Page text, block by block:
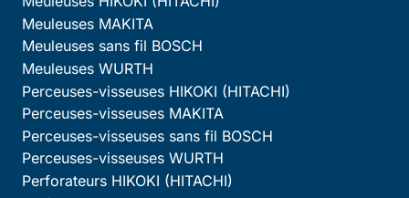
Meuleuses MAKITA
Meuleuses sans fil BOSCH
Meuleuses WURTH
Perceuses-visseuses HIKOKI (HITACHI)
Perceuses-visseuses MAKITA
Perceuses-visseuses sans fil BOSCH
Perceuses-visseuses WURTH
Perforateurs HIKOKI (HITACHI)